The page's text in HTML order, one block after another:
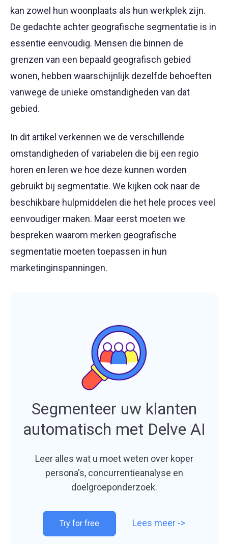
kan zowel hun woonplaats als hun werkplek zijn.
De gedachte achter geografische segmentatie is in
essentie eenvoudig. Mensen die binnen de
grenzen van een bepaald geografisch gebied
wonen, hebben waarschijnlijk dezelfde behoeften
vanwege de unieke omstandigheden van dat
gebied.
In dit artikel verkennen we de verschillende
omstandigheden of variabelen die bij een regio
horen en leren we hoe deze kunnen worden
gebruikt bij segmentatie. We kijken ook naar de
beschikbare hulpmiddelen die het hele proces veel
eenvoudiger maken. Maar eerst moeten we
bespreken waarom merken geografische
segmentatie moeten toepassen in hun
marketinginspanningen.
Segmenteer uw klanten
automatisch met Delve AI
Leer alles wat u moet weten over koper
persona's, concurrentieanalyse en
doelgroeponderzoek.
Try for free Lees meer ->